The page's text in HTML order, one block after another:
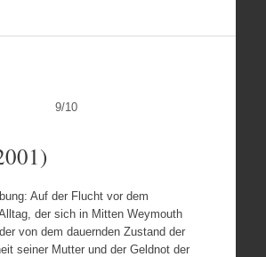
9/10
Auf der Flucht vor dem
der sich in Mitten Weymouth
von dem dauernden Zustand der
seiner Mutter und der Geldnot der